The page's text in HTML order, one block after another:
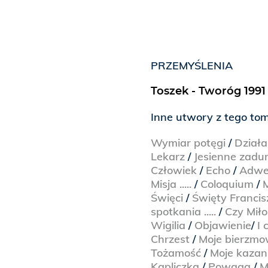
PRZEMYŚLENIA
Toszek - Tworóg 1991
Inne utwory z tego
Wymiar potęgi /
Lekarz / Jesienne
Człowiek / Echo /
Misja ..... / Coloquium /
Święci / Święty
spotkania ..... / Czy
Wigilia / Objawienie/ I
Chrzest / Moje
Tożamość / Moje